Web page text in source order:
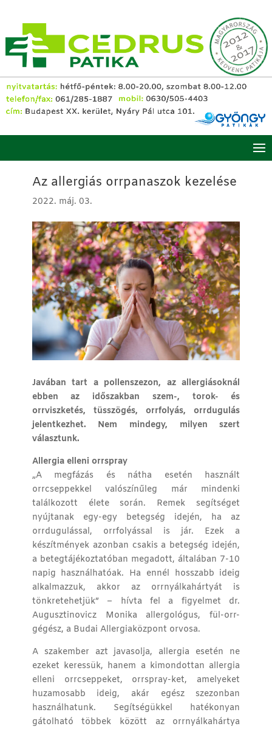
Az allergiás orrpanaszok kezelése
2022. máj. 03.
Javában tart a pollenszezon, az allergiásoknál
ebben az időszakban szem-, torok- és
orrviszketés, tüsszögés, orrfolyás, orrdugulás
jelentkezhet. Nem mindegy, milyen szert
választunk.
Allergia elleni orrspray
„A megfázás és nátha esetén használt
orrcseppekkel valószínűleg már mindenki
találkozott élete során. Remek segítséget
nyújtanak egy-egy betegség idején, ha az
orrdugulással, orrfolyással is jár. Ezek a
készítmények azonban csakis a betegség idején,
a betegtájékoztatóban megadott, általában 7-10
napig használhatóak. Ha ennél hosszabb ideig
alkalmazzuk, akkor az orrnyálkahártyát is
tönkretehetjük” – hívta fel a figyelmet dr.
Augusztinovicz Monika allergológus, fül-orr-
gégész, a Budai Allergiaközpont orvosa.
A szakember azt javasolja, allergia esetén ne
ezeket keressük, hanem a kimondottan allergia
elleni orrcseppeket, orrspray-ket, amelyeket
huzamosabb ideig, akár egész szezonban
használhatunk. Segítségükkel hatékonyan
gátolható többek között az orrnyálkahártya